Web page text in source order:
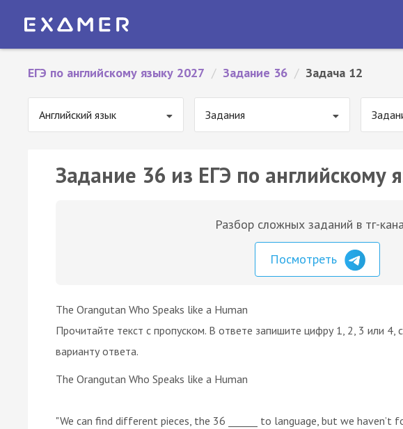
ЕГЭ по английскому языку 2027 / Задание 36 / Задача 12
Английский язык Задания
Задание 36 из ЕГЭ по английскому
Разбор сложных заданий в тг-
Посмотреть
The Orangutan Who Speaks like a Human
Прочитайте текст с пропуском. В ответе запишите цифру 1, 2, 3 или
варианту ответа.
The Orangutan Who Speaks like a Human
"We can find different pieces, the 36 ______ to language, but we haven’t